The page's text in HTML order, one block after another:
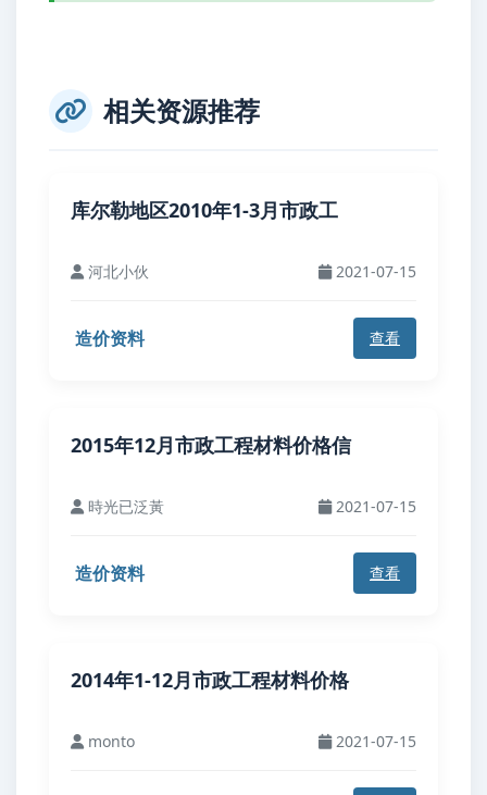
相关资源推荐
库尔勒地区2010年1-3月市政工
河北小伙 2021-07-15
造价资料 查看
2015年12月市政工程材料价格信
時光已泛黃 2021-07-15
造价资料 查看
2014年1-12月市政工程材料价格
monto 2021-07-15